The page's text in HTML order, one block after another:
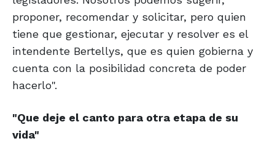
proponer, recomendar y solicitar, pero quien
tiene que gestionar, ejecutar y resolver es el
intendente Bertellys, que es quien gobierna y
cuenta con la posibilidad concreta de poder
hacerlo".
"Que deje el canto para otra etapa de su
vida"